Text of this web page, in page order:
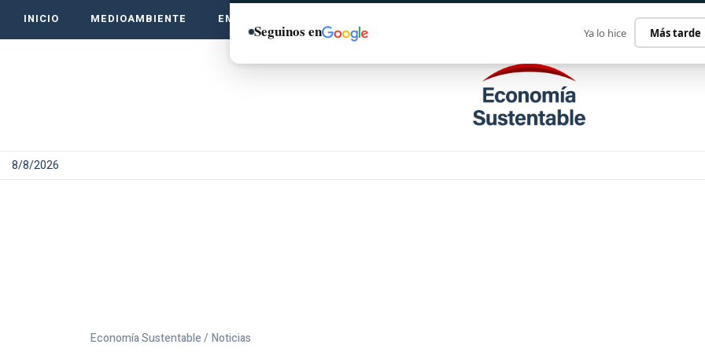
INICIO MEDIOAMBIENTE EMPRENDE VERDE
8/8/2026
Economía Sustentable / Noticias
Seguinos en Ya lo hice Más tarde